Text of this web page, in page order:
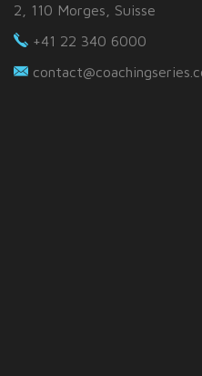
2, 110 Morges, Suisse
+41 22 340 6000